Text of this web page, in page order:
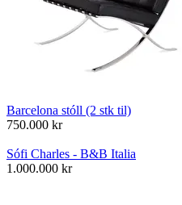
Barcelona stóll (2 stk til)
750.000 kr
Sófi Charles - B&B Italia
1.000.000 kr